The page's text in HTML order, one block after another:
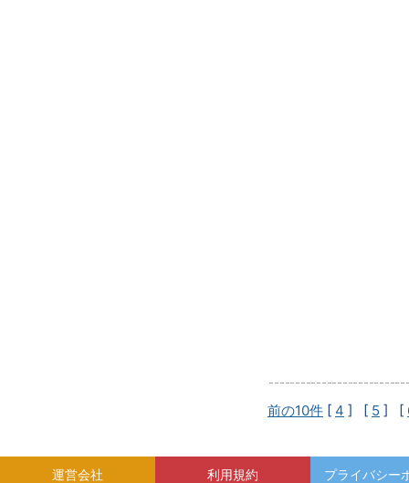
前の10件 [ 4 ] [ 5 ] [
運営会社 利用規約 プライバシー